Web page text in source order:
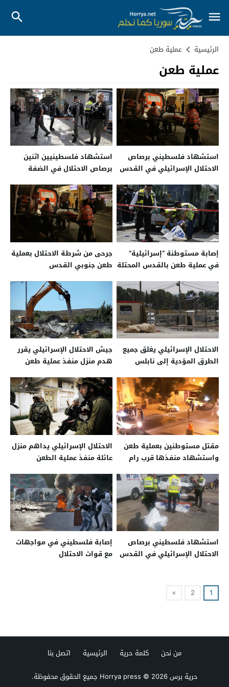
الرئيسية عملية طعن
عملية طعن
استشهاد فلسطيني برصاص
الاحتلال الإسرائيلي في القدس
استشهاد فلسطينيين اثنين
برصاص الاحتلال في الضفة
إصابة مستوطنة “إسرائيلية”
في عملية طعن بالقدس المحتلة
جرحى من شرطة الاحتلال بعملية
طعن جنوبي القدس
الاحتلال الإسرائيلي يغلق جميع
الطرق المؤدية إلى نابلس
جيش الاحتلال الإسرائيلي يقرر
هدم منزل منفذ عملية طعن
مقتل مستوطنين بعملية طعن
واستشهاد منفذها قرب رام
الاحتلال الإسرائيلي يداهم منزل
عائلة منفذ عملية الطعن
استشهاد فلسطيني برصاص
الاحتلال الإسرائيلي في القدس
إصابة فلسطيني في مواجهات
مع قوات الاحتلال
1
2
»
من نحن كلمة حرية الرئيسية
اتصل بنا
حرية برس Horrya press© 2026 جميع الحقوق محفوظة.